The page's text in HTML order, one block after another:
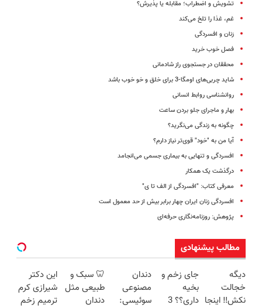
تشویش و اضطراب؛ مقابله یا پذیرش؟
غم، غذا را تلخ می‌کند
زنان و افسردگی
فصل خوب خرید
محققان در جستجوی راز شادمانی
شاید چربی‌های اومگا-3 برای خلق و خو خوب باشد
روانشناسی روابط انسانی
بهار و ماجرای جلو بردن ساعت
چگونه به زندگی می‌‌نگرید؟
آیا من به "خود" قوی‌تر نیاز دارم؟
افسردگی و تنهایی به بیماری جسمی می‌انجامد
درگذشت یک همکار
معرفی کتاب: "افسردگی از الف تا ی"
افسردگی زنان ایران چهار برابر بیش از حد معمول است
پژوهش: روزنامه‌نگاری حرفه‌ای
مطالب پیشنهادی
دیگه
خجالت
نکش‼️ اینجا
جای زخم و
بخیه
داری؟؟ 3
دندان
مصنوعی
سوئیسی:
🦷 سبک و
طبیعی مثل
دندان
این دکتر
شیرازی کرم
ترمیم زخم